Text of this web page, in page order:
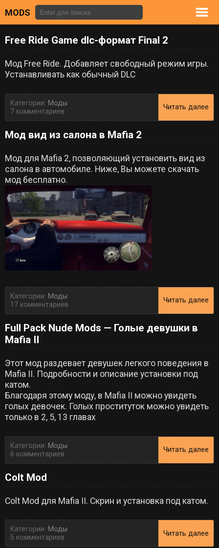
MODS
Free Ride Game dlc-формат Final 2
Мод Free Ride. Добавляет свободный режим игры.
Устанавливать как обычный DLC
Категории: Моды
7 комментариев
Читать далее
Мод вид из cалона в Mafia 2
Мод для Mafia 2, позволяющий установить вид из
салона в автомобиле. Ниже, Вы можете скачать
мод бесплатно.
Категории: Моды
17 комментариев
Читать далее
Full Pack Nude Mods — Голые девушки в
Mafia II
Этот мод раздевает девушек легкого поведения в
Mafia II. Подробности и описание установки под
катом.
Благодаря этому моду, в Mafia II можно увидеть
голых девочек. Голых проституток можно увидеть
только в 2, 5, 13 главах
Категории: Моды
6 комментариев
Читать далее
Colt Mod
Colt Mod для Mafia II. Скрин и установка под катом.
Категории: Моды
5 комментариев
Читать далее